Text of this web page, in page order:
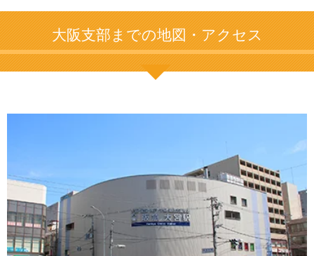
大阪支部までの地図・アクセス